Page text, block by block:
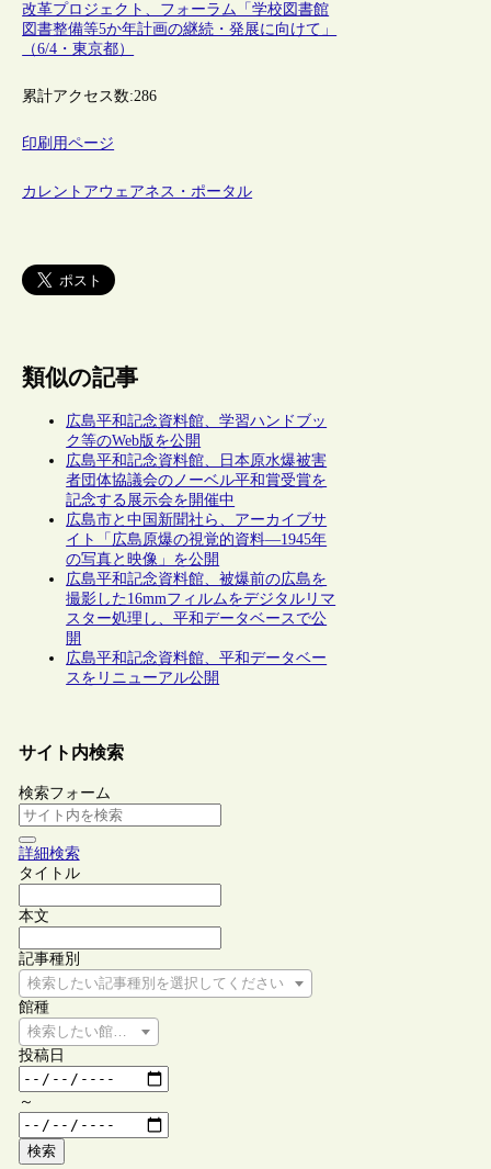
改革プロジェクト、フォーラム「学校図書館
図書整備等5か年計画の継続・発展に向けて」
（6/4・東京都）
累計アクセス数:286
印刷用ページ
カレントアウェアネス・ポータル
類似の記事
広島平和記念資料館、学習ハンドブッ
ク等のWeb版を公開
広島平和記念資料館、日本原水爆被害
者団体協議会のノーベル平和賞受賞を
記念する展示会を開催中
広島市と中国新聞社ら、アーカイブサ
イト「広島原爆の視覚的資料―1945年
の写真と映像」を公開
広島平和記念資料館、被爆前の広島を
撮影した16mmフィルムをデジタルリマ
スター処理し、平和データベースで公
開
広島平和記念資料館、平和データベー
スをリニューアル公開
サイト内検索
検索フォーム
詳細検索
タイトル
本文
記事種別
検索したい記事種別を選択してください
館種
検索したい館種を選択してください
投稿日
～
検索